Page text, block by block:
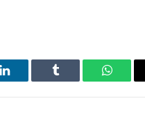
LinkedIn Tumblr